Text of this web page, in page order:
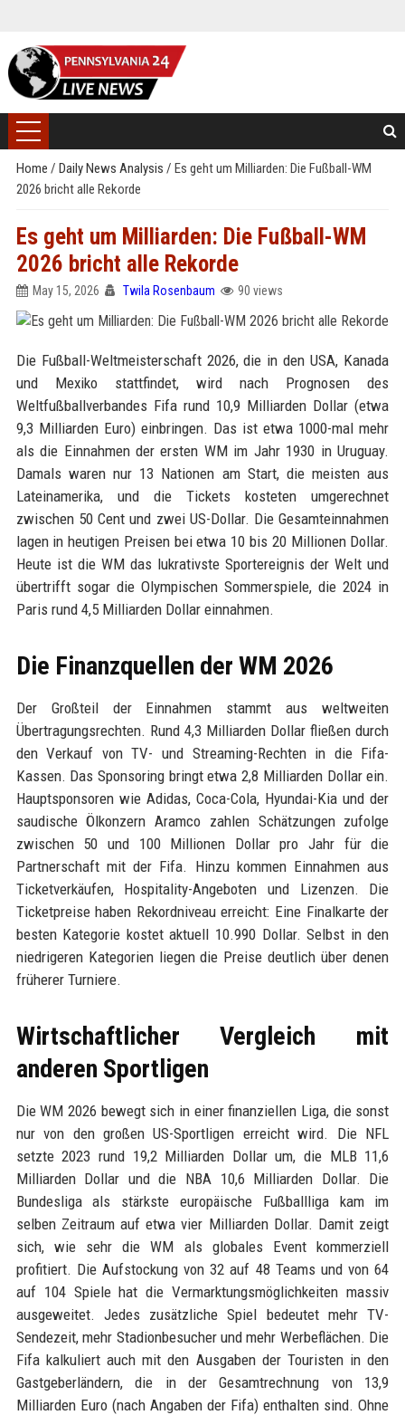
Home / Daily News Analysis / Es geht um Milliarden: Die Fußball-WM
2026 bricht alle Rekorde
Es geht um Milliarden: Die Fußball-WM
2026 bricht alle Rekorde
May 15, 2026 Twila Rosenbaum 90 views
Die Fußball-Weltmeisterschaft 2026, die in den USA, Kanada
und Mexiko stattfindet, wird nach Prognosen des
Weltfußballverbandes Fifa rund 10,9 Milliarden Dollar (etwa
9,3 Milliarden Euro) einbringen. Das ist etwa 1000-mal mehr
als die Einnahmen der ersten WM im Jahr 1930 in Uruguay.
Damals waren nur 13 Nationen am Start, die meisten aus
Lateinamerika, und die Tickets kosteten umgerechnet
zwischen 50 Cent und zwei US-Dollar. Die Gesamteinnahmen
lagen in heutigen Preisen bei etwa 10 bis 20 Millionen Dollar.
Heute ist die WM das lukrativste Sportereignis der Welt und
übertrifft sogar die Olympischen Sommerspiele, die 2024 in
Paris rund 4,5 Milliarden Dollar einnahmen.
Die Finanzquellen der WM 2026
Der Großteil der Einnahmen stammt aus weltweiten
Übertragungsrechten. Rund 4,3 Milliarden Dollar fließen durch
den Verkauf von TV- und Streaming-Rechten in die Fifa-
Kassen. Das Sponsoring bringt etwa 2,8 Milliarden Dollar ein.
Hauptsponsoren wie Adidas, Coca-Cola, Hyundai-Kia und der
saudische Ölkonzern Aramco zahlen Schätzungen zufolge
zwischen 50 und 100 Millionen Dollar pro Jahr für die
Partnerschaft mit der Fifa. Hinzu kommen Einnahmen aus
Ticketverkäufen, Hospitality-Angeboten und Lizenzen. Die
Ticketpreise haben Rekordniveau erreicht: Eine Finalkarte der
besten Kategorie kostet aktuell 10.990 Dollar. Selbst in den
niedrigeren Kategorien liegen die Preise deutlich über denen
früherer Turniere.
Wirtschaftlicher Vergleich mit
anderen Sportligen
Die WM 2026 bewegt sich in einer finanziellen Liga, die sonst
nur von den großen US-Sportligen erreicht wird. Die NFL
setzte 2023 rund 19,2 Milliarden Dollar um, die MLB 11,6
Milliarden Dollar und die NBA 10,6 Milliarden Dollar. Die
Bundesliga als stärkste europäische Fußballliga kam im
selben Zeitraum auf etwa vier Milliarden Dollar. Damit zeigt
sich, wie sehr die WM als globales Event kommerziell
profitiert. Die Aufstockung von 32 auf 48 Teams und von 64
auf 104 Spiele hat die Vermarktungsmöglichkeiten massiv
ausgeweitet. Jedes zusätzliche Spiel bedeutet mehr TV-
Sendezeit, mehr Stadionbesucher und mehr Werbeflächen. Die
Fifa kalkuliert auch mit den Ausgaben der Touristen in den
Gastgeberländern, die in der Gesamtrechnung von 13,9
Milliarden Euro (nach Angaben der Fifa) enthalten sind. Ohne